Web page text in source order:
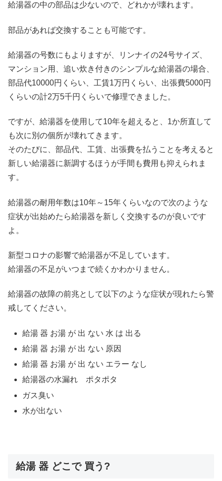
給湯器の中の部品は少ないので、どれかが壊れます。
部品があれば交換することも可能です。
給湯器の号数にもよりますが、リンナイの24号サイズ、
マンション用、追い炊き付きのシンプルな給湯器の場合、
部品代10000円くらい、工賃1万円くらい、出張費5000円
くらいの計2万5千円くらいで修理できました。
ですが、給湯器を使用して10年を超えると、1か所直して
も次に別の個所が壊れてきます。
そのたびに、部品代、工賃、出張費を払うことを考えると
新しい給湯器に新調するほうが手間も費用も抑えられま
す。
給湯器の耐用年数は10年～15年くらいなので次のような
症状が出始めたら給湯器を新しく交換するのが良いです
よ。
新型コロナの影響で給湯器が不足しています。
給湯器の不足がいつまで続くかわかりません。
給湯器の故障の前兆として以下のような症状が現れたら警
戒してください。
給湯 器 お湯 が 出 ない 水 は 出る
給湯 器 お湯 が 出 ない 原因
給湯 器 お湯 が 出 ない エラー なし
給湯器の水漏れ ポタポタ
ガス臭い
水が出ない
給湯 器 どこで 買う?